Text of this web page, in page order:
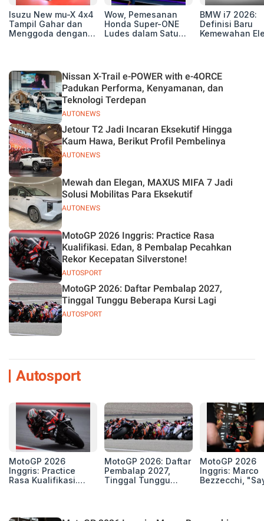
Isuzu New mu-X 4x4
Tampil Gahar dan
Menggoda dengan
Wow, Pemesanan
Honda Super-ONE
Ludes dalam Satu
BMW i7 2026:
Definisi Baru
Kemewahan
AUTONEWS
Nissan X-Trail e-POWER with e-4ORCE
Padukan Performa, Kenyamanan, dan
Teknologi Terdepan
AUTONEWS
Jetour T2 Jadi Incaran Eksekutif Hingga
Kaum Hawa, Berikut Profil Pembelinya
AUTONEWS
Mewah dan Elegan, MAXUS MIFA 7 Jadi
Solusi Mobilitas Para Eksekutif
AUTOSPORT
MotoGP 2026 Inggris: Practice Rasa
Kualifikasi. Edan, 8 Pembalap Pecahkan
Rekor Kecepatan Silverstone!
AUTOSPORT
MotoGP 2026: Daftar Pembalap 2027,
Tinggal Tunggu Beberapa Kursi Lagi
Autosport
MotoGP 2026
Inggris: Practice
Rasa Kualifikasi.
Silverstone!
MotoGP 2026: Daftar
Pembalap 2027,
Tinggal Tunggu
MotoGP 2026
Inggris: Marco
Bezzecchi,